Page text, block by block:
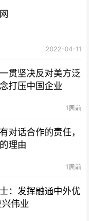
2022-04-11
贯坚决反对美方泛
打压中国企业
1周前
对话合作的责任，
理由
1周前
：发挥融通中外优
伟业